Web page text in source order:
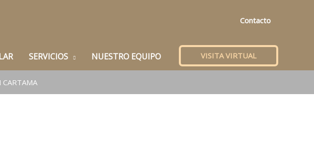
Contacto
SERVICIOS NUESTRO EQUIPO VISITA VIRTUAL
CARTAMA